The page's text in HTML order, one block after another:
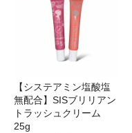
【システアミン塩酸塩
無配合】SISブリリアン
トラッシュクリーム
25g